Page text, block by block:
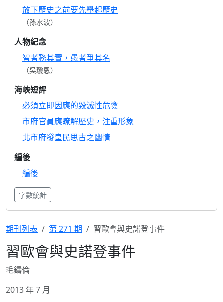
放下歷史之前要先舉起歷史
（孫水波）
人物紀念
智者務其實，愚者爭其名
（吳瓊恩）
海峽短評
必須立即因應的毀滅性危險
市府官員應瞭解歷史，注重形象
北市府發皇民思古之幽情
編後
編後
字數統計
期刊列表 第 271 期 習歐會與史諾登事件
習歐會與史諾登事件
毛鑄倫
2013 年 7 月